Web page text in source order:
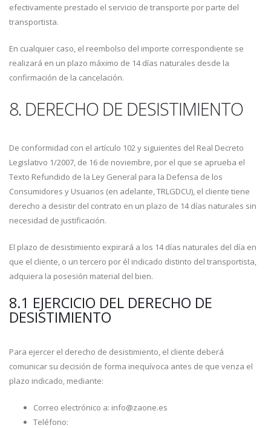
efectivamente prestado el servicio de transporte por parte del
transportista.
En cualquier caso, el reembolso del importe correspondiente se
realizará en un plazo máximo de 14 días naturales desde la
confirmación de la cancelación.
8. DERECHO DE DESISTIMIENTO
De conformidad con el artículo 102 y siguientes del Real Decreto
Legislativo 1/2007, de 16 de noviembre, por el que se aprueba el
Texto Refundido de la Ley General para la Defensa de los
Consumidores y Usuarios (en adelante, TRLGDCU), el cliente tiene
derecho a desistir del contrato en un plazo de 14 días naturales sin
necesidad de justificación.
El plazo de desistimiento expirará a los 14 días naturales del día en
que el cliente, o un tercero por él indicado distinto del transportista,
adquiera la posesión material del bien.
8.1 EJERCICIO DEL DERECHO DE
DESISTIMIENTO
Para ejercer el derecho de desistimiento, el cliente deberá
comunicar su decisión de forma inequívoca antes de que venza el
plazo indicado, mediante:
Correo electrónico a: info@zaone.es
Teléfono: